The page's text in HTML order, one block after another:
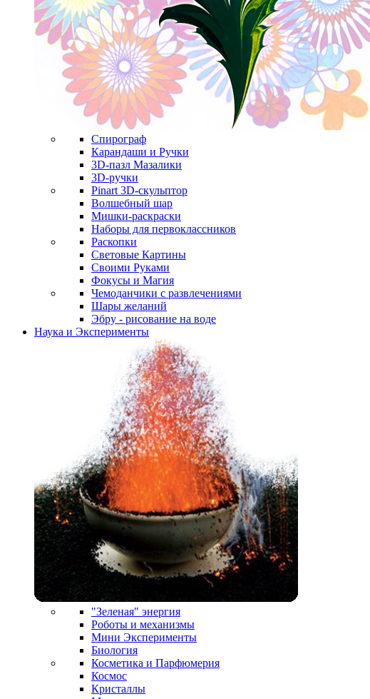
Спирограф
Карандаши и Ручки
3D-пазл Мазалики
3D-ручки
Pinart 3D-скульптор
Волшебный шар
Мишки-раскраски
Наборы для первоклассников
Раскопки
Световые Картины
Своими Руками
Фокусы и Магия
Чемоданчики с развлечениями
Шары желаний
Эбру - рисование на воде
Наука и Эксперименты
"Зеленая" энергия
Роботы и механизмы
Мини Эксперименты
Биология
Косметика и Парфюмерия
Космос
Кристаллы